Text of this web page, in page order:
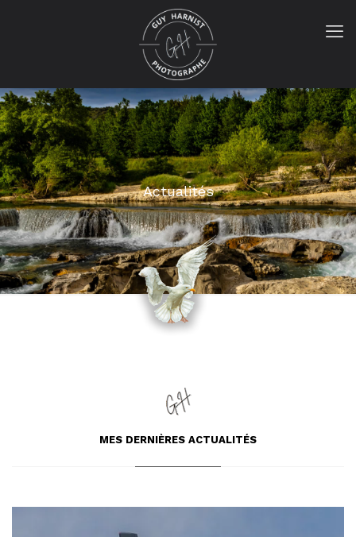
Actualités
MES DERNIÈRES ACTUALITÉS